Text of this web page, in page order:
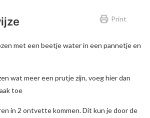
Print
met een beetje water in een pannetje en
wat meer een prutje zijn, voeg hier dan
toe
in 2 ontvette kommen. Dit kun je door de